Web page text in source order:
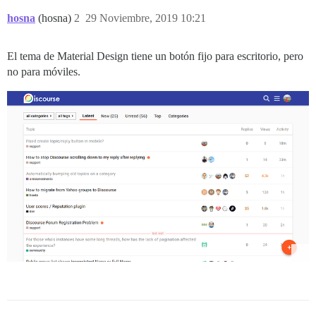
hosna (hosna) 29 Noviembre, 2019 10:21
2
El tema de Material Design tiene un botón fijo para escritorio, pero
no para móviles.